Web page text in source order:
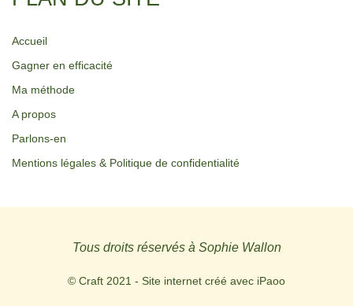
Accueil
Gagner en efficacité
Ma méthode
A propos
Parlons-en
Mentions légales & Politique de confidentialité
Tous droits réservés à Sophie Wallon
© Craft 2021 - Site internet créé avec iPaoo